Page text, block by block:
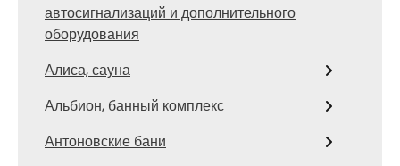
автосигнализаций и дополнительного
оборудования
Алиса, сауна
Альбион, банный комплекс
Антоновские бани